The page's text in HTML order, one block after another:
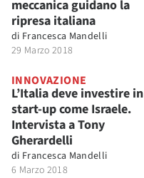
meccanica guidano la
ripresa italiana
di Francesca Mandelli
29 Marzo 2018
INNOVAZIONE
L’Italia deve investire in
start-up come Israele.
Intervista a Tony
Gherardelli
di Francesca Mandelli
6 Marzo 2018